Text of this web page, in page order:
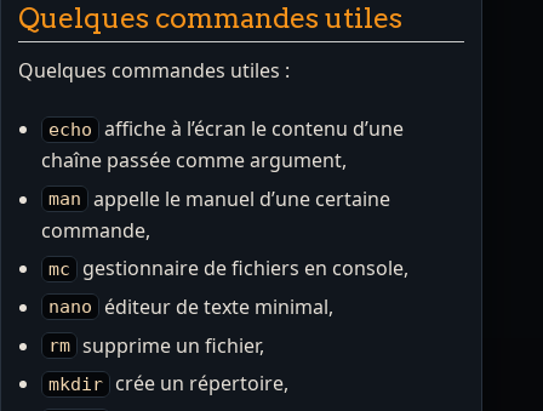
Quelques commandes utiles
Quelques commandes utiles :
echo
affiche à l’écran le contenu d’une
chaîne passée comme argument,
man
appelle le manuel d’une certaine
commande,
mc gestionnaire de fichiers en console,
nano éditeur de texte minimal,
rm supprime un fichier,
mkdir crée un répertoire,